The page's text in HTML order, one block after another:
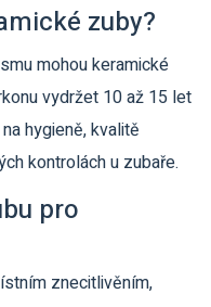
zuby?
mohou keramické
vydržet 10 až 15 let
hygieně, kvalitě
kontrolách u zubaře.
pro
znecitlivěním,